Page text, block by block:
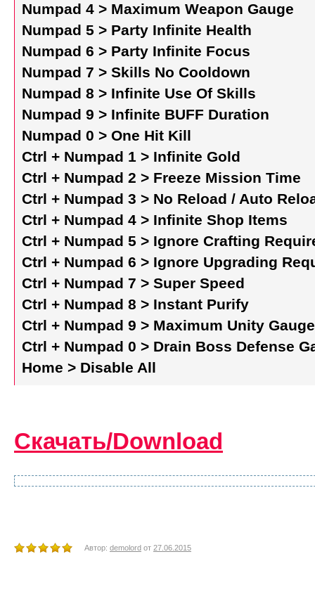
Numpad 4 > Maximum Weapon Gauge
Numpad 5 > Party Infinite Health
Numpad 6 > Party Infinite Focus
Numpad 7 > Skills No Cooldown
Numpad 8 > Infinite Use Of Skills
Numpad 9 > Infinite BUFF Duration
Numpad 0 > One Hit Kill
Ctrl + Numpad 1 > Infinite Gold
Ctrl + Numpad 2 > Freeze Mission Time
Ctrl + Numpad 3 > No Reload / Auto
Ctrl + Numpad 4 > Infinite Shop Items
Ctrl + Numpad 5 > Ignore Crafting
Ctrl + Numpad 6 > Ignore Upgrading
Ctrl + Numpad 7 > Super Speed
Ctrl + Numpad 8 > Instant Purify
Ctrl + Numpad 9 > Maximum Unity Gauge
Ctrl + Numpad 0 > Drain Boss Defense
Home > Disable All
Скачать/Download
Автор: demolord от 27.06.2015